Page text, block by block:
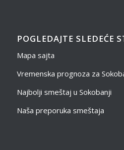
POGLEDAJTE SLEDEĆE
Mapa sajta
Vremenska prognoza za
Najbolji smeštaj u Sokobanji
Naša preporuka smeštaja